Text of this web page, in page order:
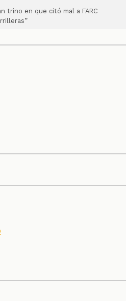
trino en que citó mal a FARC